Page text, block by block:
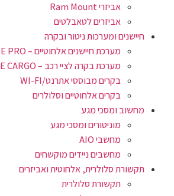
אביזרי Ram Mount
אביזרים לטאבלטים
חיישנים ומערכות ניטור ובקרה
מערכת חיישנים אלחוטיים – WISE PRO
מערכת בקרה לציי רכב – WISE CARGO
בקרים מבוססי אתרנט/WI-FI
בקרים אלחוטיים וסלולרים
מחשוב ומסכי מגע
מוניטורים ומסכי מגע
מחשבי AIO
מחשבים ניידים מוקשחים
תקשורת סלולרית, אלחוטית ואביזרים
תקשורת סלולרית